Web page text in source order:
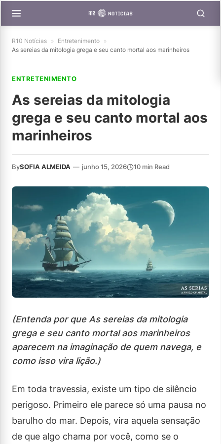
R10 Notícias » Entretenimento »
As sereias da mitologia grega e seu canto mortal aos marinheiros
ENTRETENIMENTO
As sereias da mitologia
grega e seu canto mortal aos
marinheiros
BySOFIA ALMEIDA — junho 15, 2026 10 min Read
(Entenda por que As sereias da mitologia
grega e seu canto mortal aos marinheiros
aparecem na imaginação de quem navega, e
como isso vira lição.)
Em toda travessia, existe um tipo de silêncio
perigoso. Primeiro ele parece só uma pausa no
barulho do mar. Depois, vira aquela sensação
de que algo chama por você, como se o